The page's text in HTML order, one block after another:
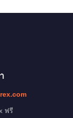
ฟรี